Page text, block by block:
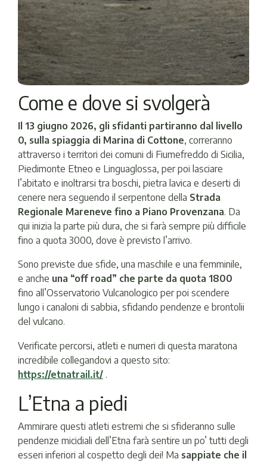
Come e dove si svolgerà
Il 13 giugno 2026, gli sfidanti partiranno dal livello
0, sulla spiaggia di Marina di Cottone, correranno
attraverso i territori dei comuni di Fiumefreddo di Sicilia,
Piedimonte Etneo e Linguaglossa, per poi lasciare
l’abitato e inoltrarsi tra boschi, pietra lavica e deserti di
cenere nera seguendo il serpentone della Strada
Regionale Mareneve fino a Piano Provenzana. Da
qui inizia la parte più dura, che si farà sempre più difficile
fino a quota 3000, dove è previsto l’arrivo.
Sono previste due sfide, una maschile e una femminile,
e anche una “off road” che parte da quota 1800
fino all’Osservatorio Vulcanologico per poi scendere
lungo i canaloni di sabbia, sfidando pendenze e brontolii
del vulcano.
Verificate percorsi, atleti e numeri di questa maratona
incredibile collegandovi a questo sito:
https://etnatrail.it/ .
L’Etna a piedi
Ammirare questi atleti estremi che si sfideranno sulle
pendenze micidiali dell’Etna farà sentire un po’ tutti degli
esseri inferiori al cospetto degli dei! Ma sappiate che il